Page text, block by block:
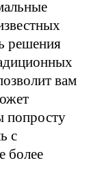
решения
вам
попросту
с
более